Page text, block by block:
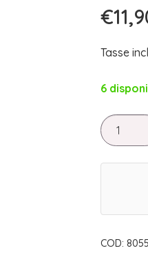
€
Tasse
6
ACCORDI
DI
FONDO
E
ROSA
COD: